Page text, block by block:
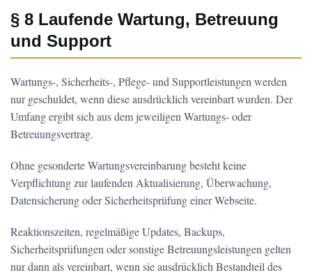
§ 8 Laufende Wartung, Betreuung
und Support
Wartungs-, Sicherheits-, Pflege- und Supportleistungen werden
nur geschuldet, wenn diese ausdrücklich vereinbart wurden. Der
Umfang ergibt sich aus dem jeweiligen Wartungs- oder
Betreuungsvertrag.
Ohne gesonderte Wartungsvereinbarung besteht keine
Verpflichtung zur laufenden Aktualisierung, Überwachung,
Datensicherung oder Sicherheitsprüfung einer Webseite.
Reaktionszeiten, regelmäßige Updates, Backups,
Sicherheitsprüfungen oder sonstige Betreuungsleistungen gelten
nur dann als vereinbart, wenn sie ausdrücklich Bestandteil des